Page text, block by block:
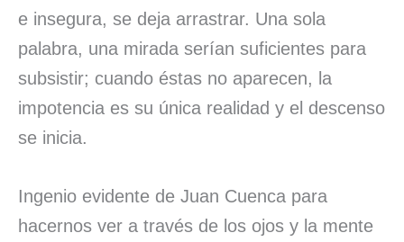
e insegura, se deja arrastrar. Una sola
palabra, una mirada serían suficientes para
subsistir; cuando éstas no aparecen, la
impotencia es su única realidad y el descenso
se inicia.
Ingenio evidente de Juan Cuenca para
hacernos ver a través de los ojos y la mente